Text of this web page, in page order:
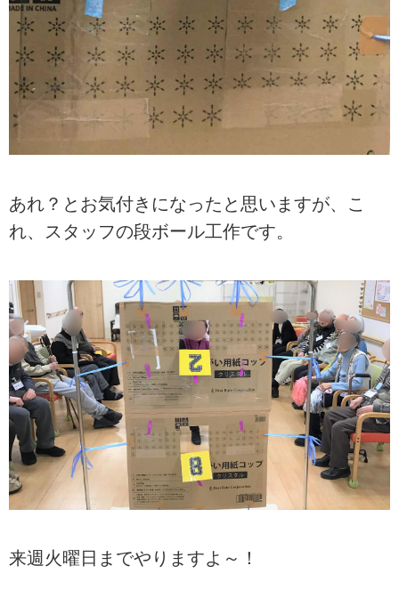
あれ？とお気付きになったと思いますが、こ
れ、スタッフの段ボール工作です。
来週火曜日までやりますよ～！